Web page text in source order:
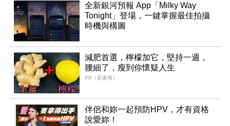
全新銀河預報 App「Milky Way
Tonight」登場，一鍵掌握最佳拍攝
時機與構圖
減肥首選，檸檬加它，堅持一週，
腰細了，瘦到你懷疑人生
PR（新素簡）
伴侶和妳一起預防HPV，才有資格
說愛妳！